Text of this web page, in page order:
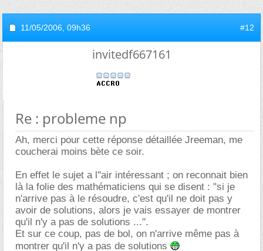
11/05/2006, 09h36 #12
invitedf667161
Re : probleme np
Ah, merci pour cette réponse détaillée Jreeman, me
coucherai moins bète ce soir.
En effet le sujet a l''air intéressant ; on reconnait bien
là la folie des mathématiciens qui se disent : "si je
n'arrive pas à le résoudre, c'est qu'il ne doit pas y
avoir de solutions, alors je vais essayer de montrer
qu'il n'y a pas de solutions ...".
Et sur ce coup, pas de bol, on n'arrive même pas à
montrer qu'il n'y a pas de solutions